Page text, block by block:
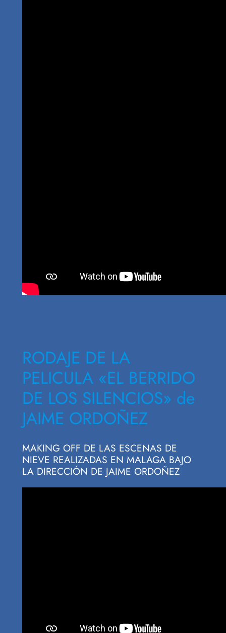
RODAJE DE LA
PELICULA «EL BERRIDO
DE LOS SILENCIOS» de
JAIME ORDOÑEZ
MAKING OFF DE LAS ESCENAS DE
NIEVE REALIZADAS EN MALAGA BAJO
LA DIRECCIÓN DE JAIME ORDOÑEZ